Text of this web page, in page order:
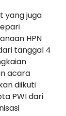
yang juga
HPN
tanggal 4
acara
diikuti
PWI dari